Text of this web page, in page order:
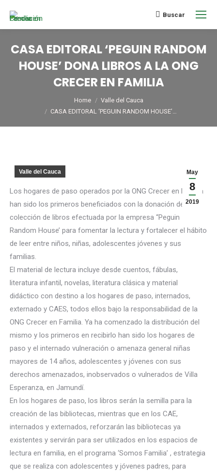
Buscar
CASA EDITORAL ‘PEGUIN RANDOM
HOUSE’ DONA LIBROS A LA ONG
CRECER EN FAMILIA
Home
Valle del Cauca
CASA EDITORAL ‘PEGUIN RANDOM HOUSE’…
May
8
2019
Valle del Cauca
Los hogares de paso operados por la ONG Crecer en Familia
han sido los primeros beneficiados con la donación de una
colección de libros efectuada por la empresa “Peguin
Random House’ para fomentar la lectura y fortalecer el hábito
de leer entre niños, niñas, adolescentes jóvenes y sus
familias.
El material de lectura incluye desde cuentos, fábulas,
literatura infantil, novelas, literatura clásica y material
didáctico con destino a los hogares de paso, internados,
externado y CAES, todos ellos bajo la responsabilidad de la
ONG Crecer en Familia. Ya ha comenzado la distribución del
mismo y los primeros en recibirlo han sido los hogares de
paso y el internado vulneración o amenaza general niñas
mayores de 14 años, adolescentes y jóvenes con sus
derechos amenazados, inobservados o vulnerados de Villa
Esperanza, en Jamundí.
En los hogares de paso, los libros serán la semilla para la
creación de las bibliotecas, mientras que en los CAE,
internados y externados, reforzarán las bibliotecas ya
existentes y servirán para ser utilizados en los espacios de
lectura en familia, en el programa ‘Somos Familia’ , estrategia
que se realiza con adolescentes y jóvenes padres, para